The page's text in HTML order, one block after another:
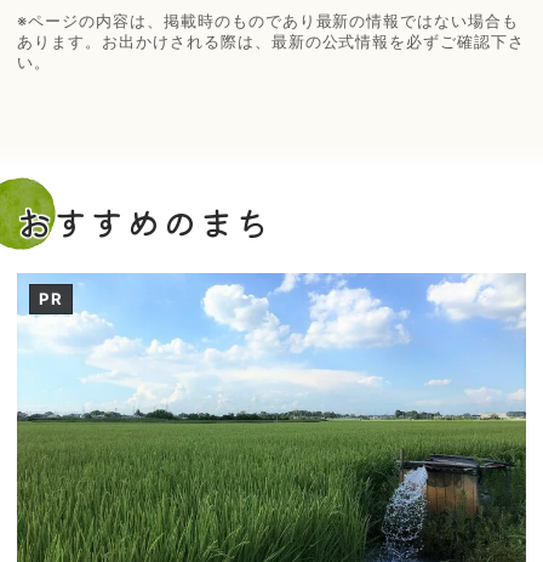
※ページの内容は、掲載時のものであり最新の情報ではない場合も
あります。お出かけされる際は、最新の公式情報を必ずご確認下さ
い。
おすすめのまち
PR